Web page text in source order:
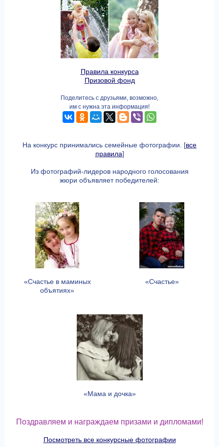
Правила конкурса
Призовой фонд
Поделитесь с друзьями, возможно,
им с нужна эта информация!
На конкурс принимались семейные фотографии. [все
правила]
Из фотографий-лидеров народного голосования
жюри объявляет победителей:
«Счастье в маминых
объятиях»
«Счастье»
«Мама и дочка»
Поздравляем и награждаем призами и дипломами!
Посмотреть все конкурсные фотографии